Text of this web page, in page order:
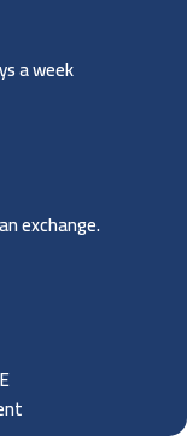
a week
exchange.